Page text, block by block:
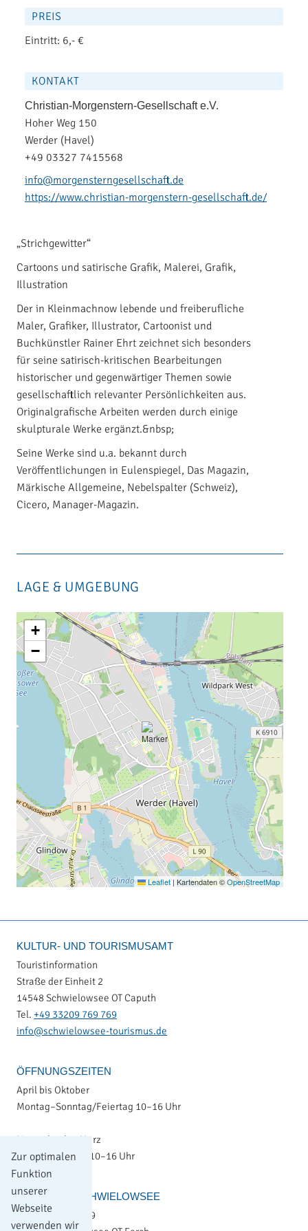
Zur optimalen
Funktion
unserer
Webseite
verwenden wir
PREIS
Eintritt: 6,- €
KONTAKT
Christian-Morgenstern-Gesellschaft e.V.
Hoher Weg 150
Werder (Havel)
+49 03327 7415568
info@morgensterngesellschaft.de
https://www.christian-morgenstern-gesellschaft.de/
„Strichgewitter“
Cartoons und satirische Grafik, Malerei, Grafik,
Illustration
Der in Kleinmachnow lebende und freiberufliche
Maler, Grafiker, Illustrator, Cartoonist und
Buchkünstler Rainer Ehrt zeichnet sich besonders
für seine satirisch-kritischen Bearbeitungen
historischer und gegenwärtiger Themen sowie
gesellschaftlich relevanter Persönlichkeiten aus.
Originalgrafische Arbeiten werden durch einige
skulpturale Werke ergänzt.&nbsp;
Seine Werke sind u.a. bekannt durch
Veröffentlichungen in Eulenspiegel, Das Magazin,
Märkische Allgemeine, Nebelspalter (Schweiz),
Cicero, Manager-Magazin.
LAGE & UMGEBUNG
+
−
Leaflet | Kartendaten ©OpenStreetMap
KULTUR- UND TOURISMUSAMT
Touristinformation
Straße der Einheit 2
14548 Schwielowsee OT Caputh
Tel. +49 33209 769 769
info@schwielowsee-tourismus.de
ÖFFNUNGSZEITEN
April bis Oktober
Montag–Sonntag/Feiertag 10–16 Uhr
November bis März
Montag–Freitag 10–16 Uhr
GEMEINDE SCHWIELOWSEE
Potsdamer Platz 9